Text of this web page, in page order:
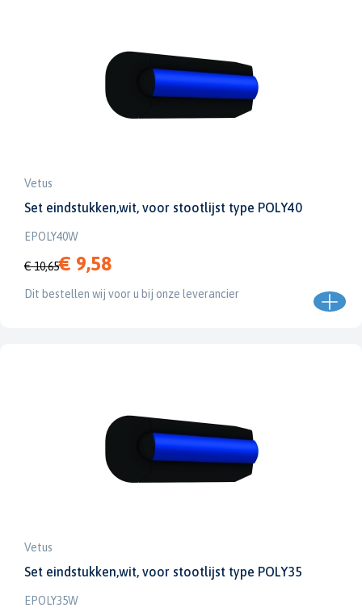
Vetus
Set eindstukken,wit, voor stootlijst type POLY40
EPOLY40W
€ 10,65€ 9,58
Dit bestellen wij voor u bij onze leverancier
Vetus
Set eindstukken,wit, voor stootlijst type POLY35
EPOLY35W